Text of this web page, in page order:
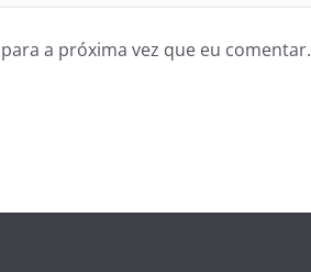
a próxima vez que eu comentar.